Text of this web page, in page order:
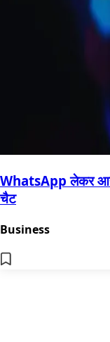
WhatsApp लेकर आया
चैट
Business